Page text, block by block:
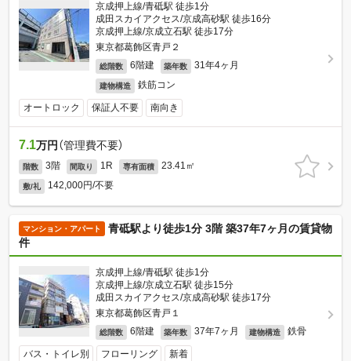
京成押上線/青砥駅 徒歩1分
成田スカイアクセス/京成高砂駅 徒歩16分
京成押上線/京成立石駅 徒歩17分
東京都葛飾区青戸２
総階数 6階建 築年数 31年4ヶ月
建物構造 鉄筋コン
オートロック 保証人不要 南向き
7.1万円 （管理費不要）
階数 3階 間取り 1R 専有面積 23.41㎡
敷/礼 142,000円/不要
マンション・アパート
青砥駅より徒歩1分 3階 築37年7ヶ月の賃貸物
件
京成押上線/青砥駅 徒歩1分
京成押上線/京成立石駅 徒歩15分
成田スカイアクセス/京成高砂駅 徒歩17分
東京都葛飾区青戸１
総階数 6階建 築年数 37年7ヶ月 建物構造 鉄骨
バス・トイレ別 フローリング 新着